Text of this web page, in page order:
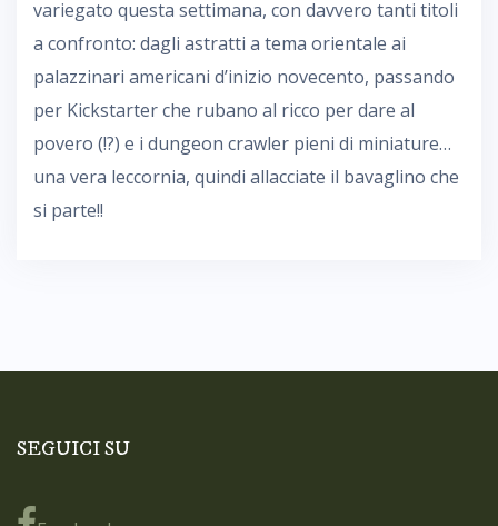
variegato questa settimana, con davvero tanti titoli
a confronto: dagli astratti a tema orientale ai
palazzinari americani d’inizio novecento, passando
per Kickstarter che rubano al ricco per dare al
povero (!?) e i dungeon crawler pieni di miniature…
una vera leccornia, quindi allacciate il bavaglino che
si parte!!
SEGUICI SU